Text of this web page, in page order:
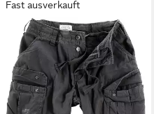
Fast ausverkauft
TROOPERCargoshorts
Airborne Bermuda Baumwolle
Sommer Shorts Kurze Hose
Army knielang
ab 45,90 € UVP59,90 €
-23%
+9